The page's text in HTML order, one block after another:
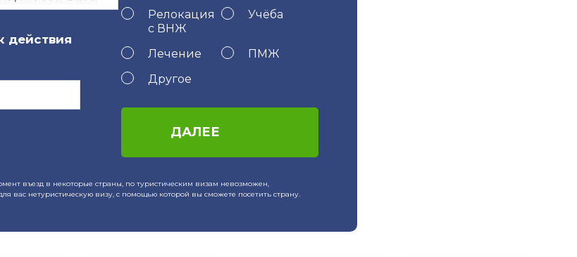
действия
Релокация
с ВНЖ
Учёба
Лечение
ПМЖ
Другое
ДАЛЕЕ
въезд в некоторые страны, по туристическим визам невозможен,
вас нетуристическую визу, с помощью которой вы сможете посетить страну.